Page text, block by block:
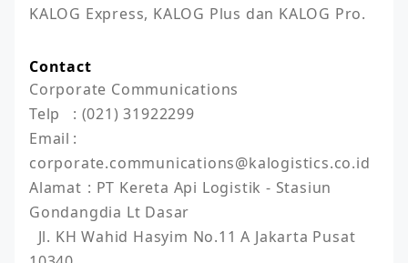
KALOG Express, KALOG Plus dan KALOG Pro.
Contact
Corporate Communications
Telp	: (021) 31922299
Email	:
corporate.communications@kalogistics.co.id
Alamat	: PT Kereta Api Logistik - Stasiun
Gondangdia Lt Dasar